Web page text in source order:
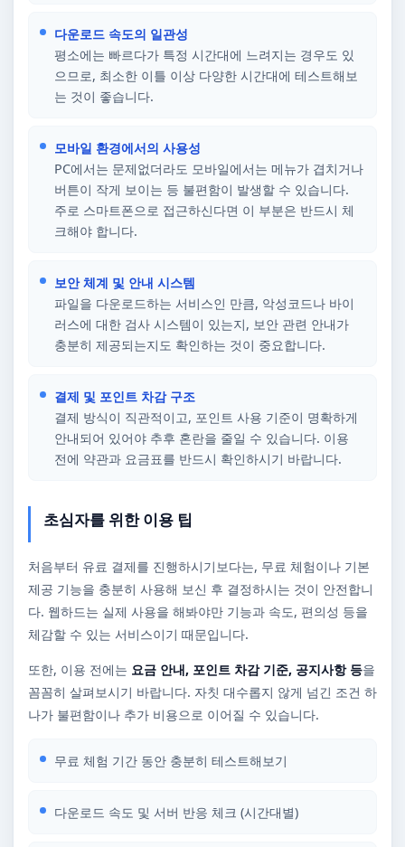
다운로드 속도의 일관성
평소에는 빠르다가 특정 시간대에 느려지는 경우도 있
으므로, 최소한 이틀 이상 다양한 시간대에 테스트해보
는 것이 좋습니다.
모바일 환경에서의 사용성
PC에서는 문제없더라도 모바일에서는 메뉴가 겹치거나
버튼이 작게 보이는 등 불편함이 발생할 수 있습니다.
주로 스마트폰으로 접근하신다면 이 부분은 반드시 체
크해야 합니다.
보안 체계 및 안내 시스템
파일을 다운로드하는 서비스인 만큼, 악성코드나 바이
러스에 대한 검사 시스템이 있는지, 보안 관련 안내가
충분히 제공되는지도 확인하는 것이 중요합니다.
결제 및 포인트 차감 구조
결제 방식이 직관적이고, 포인트 사용 기준이 명확하게
안내되어 있어야 추후 혼란을 줄일 수 있습니다. 이용
전에 약관과 요금표를 반드시 확인하시기 바랍니다.
초심자를 위한 이용 팁
처음부터 유료 결제를 진행하시기보다는, 무료 체험이나 기본
제공 기능을 충분히 사용해 보신 후 결정하시는 것이 안전합니
다. 웹하드는 실제 사용을 해봐야만 기능과 속도, 편의성 등을
체감할 수 있는 서비스이기 때문입니다.
또한, 이용 전에는 요금 안내, 포인트 차감 기준, 공지사항 등을
꼼꼼히 살펴보시기 바랍니다. 자칫 대수롭지 않게 넘긴 조건 하
나가 불편함이나 추가 비용으로 이어질 수 있습니다.
무료 체험 기간 동안 충분히 테스트해보기
다운로드 속도 및 서버 반응 체크 (시간대별)